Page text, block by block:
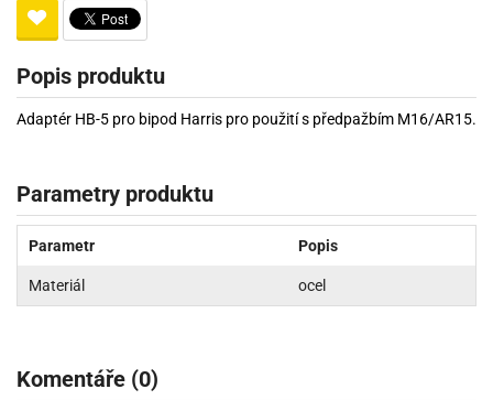
Popis produktu
Adaptér HB-5 pro bipod Harris pro použití s předpažbím M16/AR15.
Parametry produktu
Parametr Popis
Materiál ocel
Komentáře (0)